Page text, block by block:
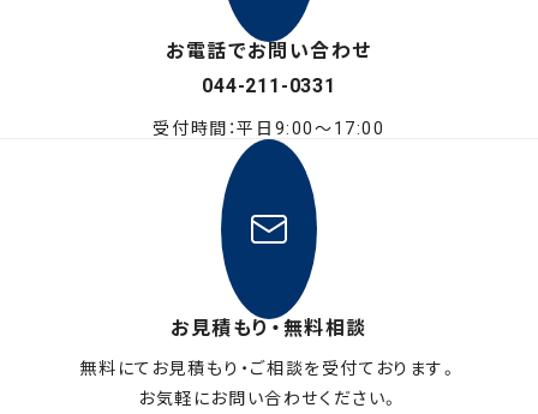
お電話でお問い合わせ
044-211-0331
受付時間：平日9:00〜17:00
お見積もり・無料相談
無料にてお見積もり・ご相談を受付ております。
お気軽にお問い合わせください。